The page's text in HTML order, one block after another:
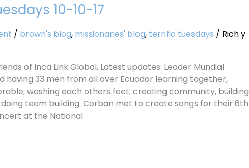
10-10-17
/ brown's blog, missionaries' blog, terrific tuesdays / Rich y
of Inca Link Global, Latest updates: Leader Mundial
having 33 men from all over Ecuador learning together,
washing each others feet, creating community, building
team building. Corban met to create songs for their 6th
at the National